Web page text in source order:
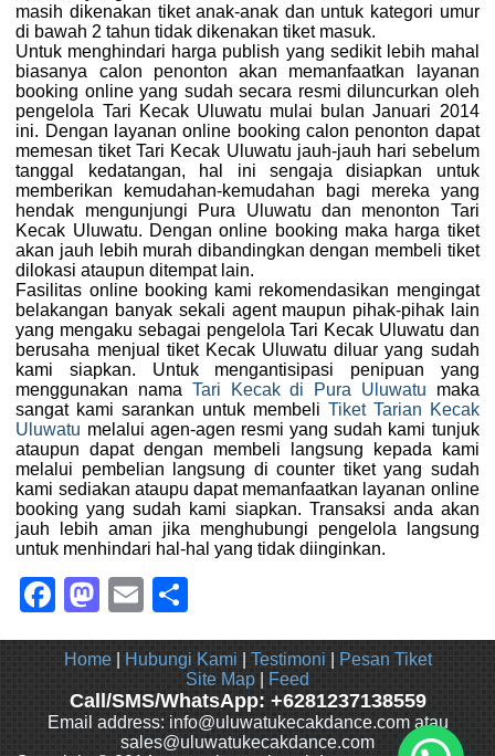
masih dikenakan tiket anak-anak dan untuk kategori umur
di bawah 2 tahun tidak dikenakan tiket masuk.
Untuk menghindari harga publish yang sedikit lebih mahal
biasanya calon penonton akan memanfaatkan layanan
booking online yang sudah secara resmi diluncurkan oleh
pengelola Tari Kecak Uluwatu mulai bulan Januari 2014
ini. Dengan layanan online booking calon penonton dapat
memesan tiket Tari Kecak Uluwatu jauh-jauh hari sebelum
tanggal kedatangan, hal ini sengaja disiapkan untuk
memberikan kemudahan-kemudahan bagi mereka yang
hendak mengunjungi Pura Uluwatu dan menonton Tari
Kecak Uluwatu. Dengan online booking maka harga tiket
akan jauh lebih murah dibandingkan dengan membeli tiket
dilokasi ataupun ditempat lain.
Fasilitas online booking kami rekomendasikan mengingat
belakangan banyak sekali agent maupun pihak-pihak lain
yang mengaku sebagai pengelola Tari Kecak Uluwatu dan
berusaha menjual tiket Kecak Uluwatu diluar yang sudah
kami siapkan. Untuk mengantisipasi penipuan yang
menggunakan nama Tari Kecak di Pura Uluwatu maka
sangat kami sarankan untuk membeli Tiket Tarian Kecak
Uluwatu melalui agen-agen resmi yang sudah kami tunjuk
ataupun dapat dengan membeli langsung kepada kami
melalui pembelian langsung di counter tiket yang sudah
kami sediakan ataupu dapat memanfaatkan layanan online
booking yang sudah kami siapkan. Transaksi anda akan
jauh lebih aman jika menghubungi pengelola langsung
untuk menhindari hal-hal yang tidak diinginkan.
Facebook
Mastodon
Email
Home| Hubungi Kami Testimoni
Pesan Tiket
Site Map
Feed
Call/SMS/WhatsApp: +6281237138559
Email address: info@uluwatukecakdance.com atau
sales@uluwatukecakdance.com